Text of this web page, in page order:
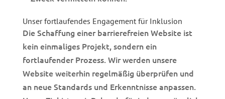
Unser fortlaufendes Engagement für Inklusion
Die Schaffung einer barrierefreien Website ist
kein einmaliges Projekt, sondern ein
fortlaufender Prozess. Wir werden unsere
Website weiterhin regelmäßig überprüfen und
an neue Standards und Erkenntnisse anpassen.